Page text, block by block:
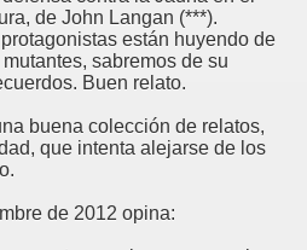
de John Langan (***).
están huyendo de
sabremos de su
Buen relato.
buena colección de relatos,
que intenta alejarse de los
de 2012 opina: